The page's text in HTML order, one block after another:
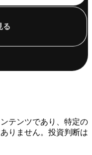
る
テンツであり、特定の
りません。投資判断は